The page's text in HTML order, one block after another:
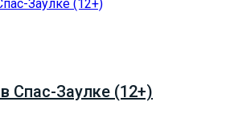
Спас-Заулке (12+)